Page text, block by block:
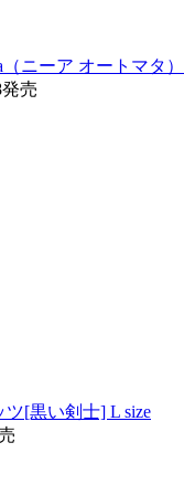
ニーア オートマタ）
売
ツ[黒い剣士] L size